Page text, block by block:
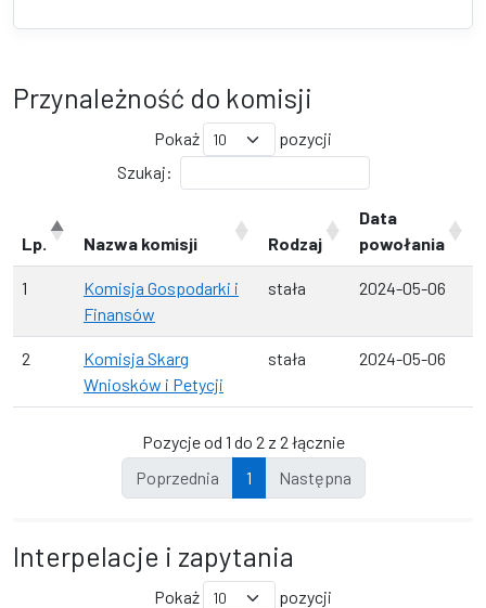
Przynależność do komisji
Pokaż
pozycji
Szukaj:
Lp. Nazwa komisji Rodzaj
Data
powołania
1
Komisja Gospodarki i
Finansów
stała 2024-05-06
2
Komisja Skarg
Wniosków i Petycji
stała 2024-05-06
Pozycje od 1 do 2 z 2 łącznie
Poprzednia
1 Następna
Interpelacje i zapytania
Pokaż
pozycji